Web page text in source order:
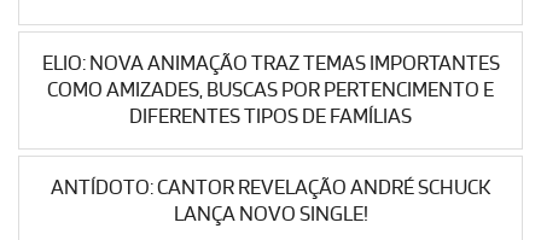
ELIO: NOVA ANIMAÇÃO TRAZ TEMAS IMPORTANTES
COMO AMIZADES, BUSCAS POR PERTENCIMENTO E
DIFERENTES TIPOS DE FAMÍLIAS
ANTÍDOTO: CANTOR REVELAÇÃO ANDRÉ SCHUCK
LANÇA NOVO SINGLE!